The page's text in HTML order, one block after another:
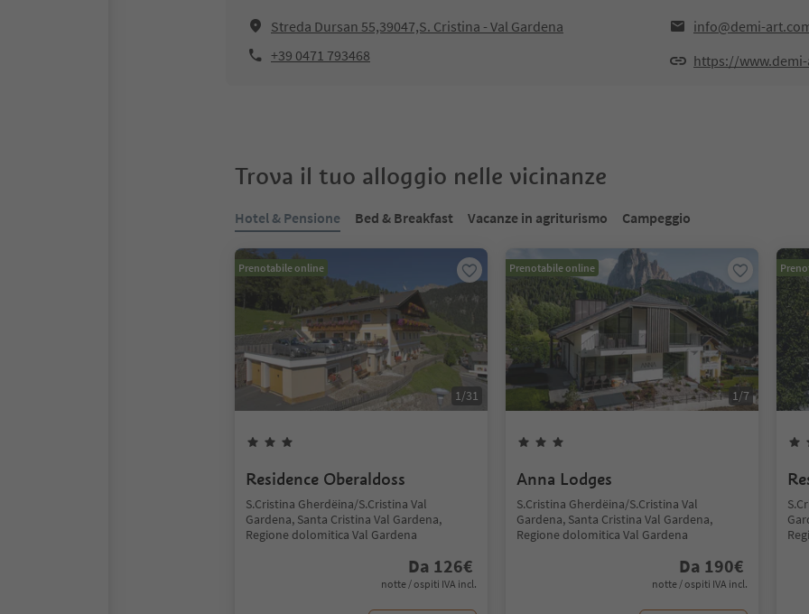
Streda Dursan 55,39047,S. Cristina - Val Gardena
info@demi-
+39 0471 793468
https://
Trova il tuo alloggio nelle vicinanze
Hotel & Pensione Bed & Breakfast Vacanze in agriturismo Campeggio
Prenotabile online
1/31
Residence Oberaldoss
S.Cristina Gherdëina/S.Cristina Val
Gardena, Santa Cristina Val Gardena,
Regione dolomitica Val Gardena
Da 126€
notte / ospiti IVA incl.
Prenotabile online
1/7
Anna Lodges
S.Cristina Gherdëina/S.Cristina Val
Gardena, Santa Cristina Val Gardena,
Regione dolomitica Val Gardena
Da 190€
notte / ospiti IVA incl.